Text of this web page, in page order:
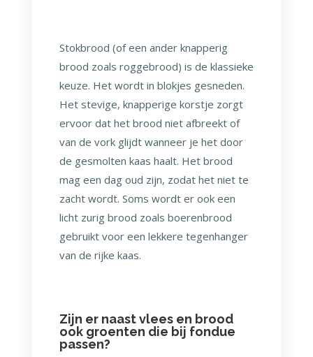
Stokbrood (of een ander knapperig
brood zoals roggebrood) is de klassieke
keuze. Het wordt in blokjes gesneden.
Het stevige, knapperige korstje zorgt
ervoor dat het brood niet afbreekt of
van de vork glijdt wanneer je het door
de gesmolten kaas haalt. Het brood
mag een dag oud zijn, zodat het niet te
zacht wordt. Soms wordt er ook een
licht zurig brood zoals boerenbrood
gebruikt voor een lekkere tegenhanger
van de rijke kaas.
Zijn er naast vlees en brood
ook groenten die bij fondue
passen?